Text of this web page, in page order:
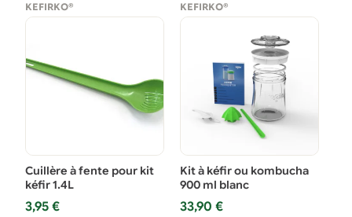
KEFIRKO®
Cuillère à fente pour kit
kéfir 1.4L
3,95€
KEFIRKO®
Kit à kéfir ou kombucha
900 ml blanc
33,90 €